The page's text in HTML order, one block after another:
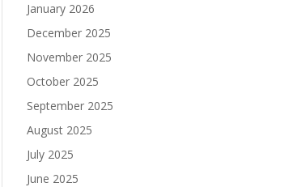
January 2026
December 2025
November 2025
October 2025
September 2025
August 2025
July 2025
June 2025